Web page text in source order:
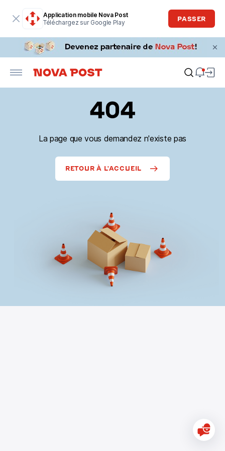
Application mobile Nova Post
Téléchargez sur Google Play
PASSER
404
La page que vous demandez n'existe pas
RETOUR À L'ACCUEIL